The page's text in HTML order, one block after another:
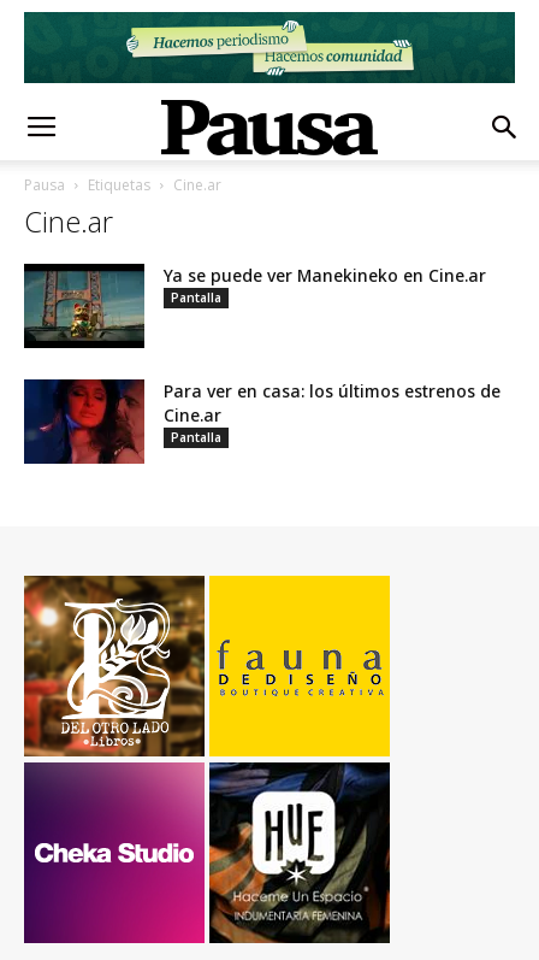
Pausa Etiquetas Cine.ar
Cine.ar
Ya se puede ver Manekineko en Cine.ar
Pantalla
Para ver en casa: los últimos estrenos de
Cine.ar
Pantalla